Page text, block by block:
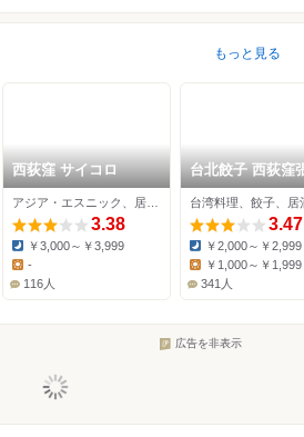
もっと見る
西荻窪 サイコロ
3.38
Dinner:
￥3,000～￥3,999
-
116人
台北餃子 西荻窪
台湾料理、餃子、居
3.47
Dinner:
￥2,000～￥2,999
￥1,000～￥1,999
341人
広告を非表示